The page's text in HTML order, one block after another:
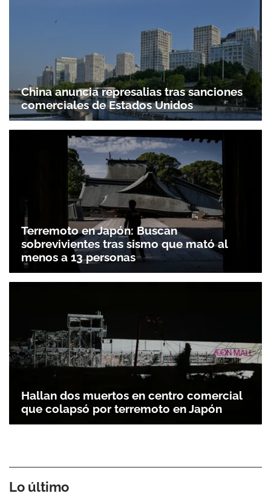
China anuncia represalias tras sanciones
comerciales de Estados Unidos
Terremoto en Japón: Buscan
sobrevivientes tras sismo que mató al
menos a 13 personas
Hallan dos muertos en centro comercial
que colapsó por terremoto en Japón
Lo último